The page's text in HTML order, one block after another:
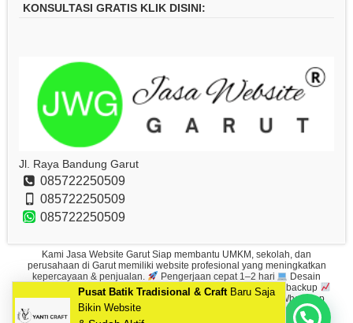
KONSULTASI GRATIS KLIK DISINI:
Jl. Raya Bandung Garut
085722250509
085722250509
085722250509
Kami Jasa Website Garut Siap membantu UMKM, sekolah, dan
perusahaan di Garut memiliki website profesional yang meningkatkan
kepercayaan & penjualan.
Pengerjaan cepat 1–2 hari
Desain
premium & elegan
100% mobile friendly
Aman + SSL + backup
SEO friendly (mudah muncul di Google)
Support full via WhatsApp
Hp/Wa: 085722250509
Pusat Batik Tradisional & Craft